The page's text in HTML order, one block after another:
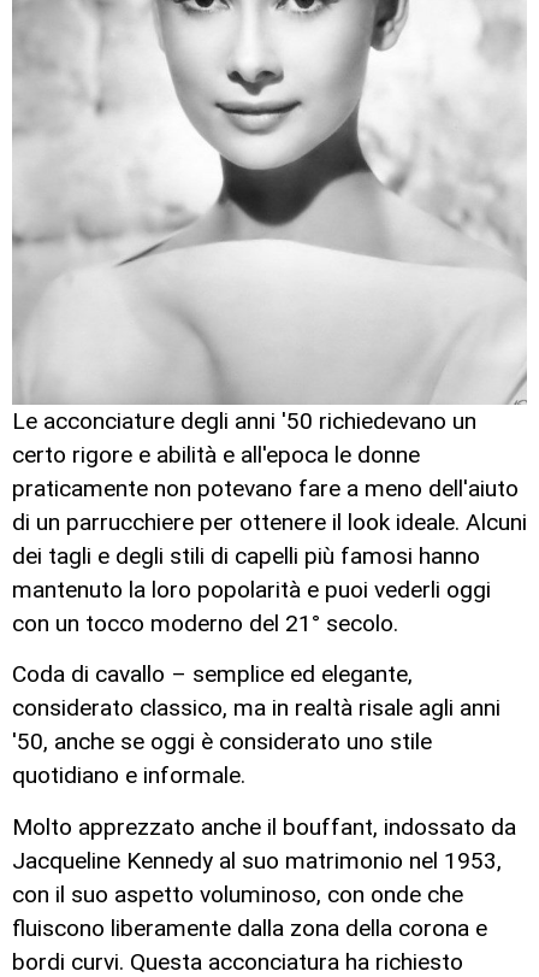
Le acconciature degli anni '50 richiedevano un
certo rigore e abilità e all'epoca le donne
praticamente non potevano fare a meno dell'aiuto
di un parrucchiere per ottenere il look ideale. Alcuni
dei tagli e degli stili di capelli più famosi hanno
mantenuto la loro popolarità e puoi vederli oggi
con un tocco moderno del 21° secolo.
Coda di cavallo – semplice ed elegante,
considerato classico, ma in realtà risale agli anni
'50, anche se oggi è considerato uno stile
quotidiano e informale.
Molto apprezzato anche il bouffant, indossato da
Jacqueline Kennedy al suo matrimonio nel 1953,
con il suo aspetto voluminoso, con onde che
fluiscono liberamente dalla zona della corona e
bordi curvi. Questa acconciatura ha richiesto